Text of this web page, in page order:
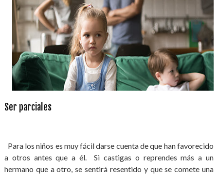
Ser parciales
Para los niños es muy fácil darse cuenta de que han favorecido
a otros antes que a él. Si castigas o reprendes más a un
hermano que a otro, se sentirá resentido y que se comete una